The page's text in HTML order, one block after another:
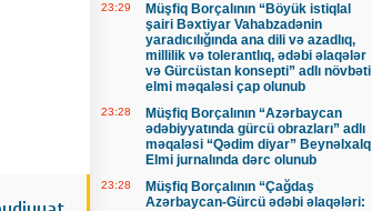
23:29
Müşfiq Borçalının “Böyük istiqlal
şairi Bəxtiyar Vahabzadənin
yaradıcılığında ana dili və azadlıq,
millilik və tolerantlıq, ədəbi əlaqələr
və Gürcüstan konsepti” adlı növbəti
elmi məqaləsi çap olunub
23:28
Müşfiq Borçalının “Azərbaycan
ədəbiyyatında gürcü obrazları” adlı
məqaləsi “Qədim diyar” Beynəlxalq
Elmi jurnalında dərc olunub
23:28
Müşfiq Borçalının “Çağdaş
Azərbaycan-Gürcü ədəbi əlaqələri: